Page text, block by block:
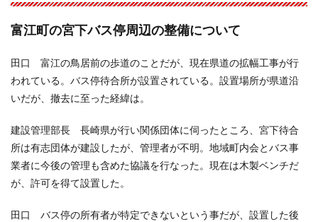
富江町の宮下バス停周辺の整備について
田口 富江の鳥居前の歩道のことだが、現在県道の拡幅工事が行
われている。バス停待合所が設置されている。設置場所が県道沿
いだが、撤去に至った経緯は。
建設管理部長 長崎県が行い関係団体に伺ったところ、宮下待合
所は有志団体が建設したが、管理者が不明。地域町内会とバス事
業者に今後の管理も含めた協議を行なった。現在は木製ベンチだ
が、許可を得て設置した。
田口 バス停の所有者が特定できないという事だが、設置した後